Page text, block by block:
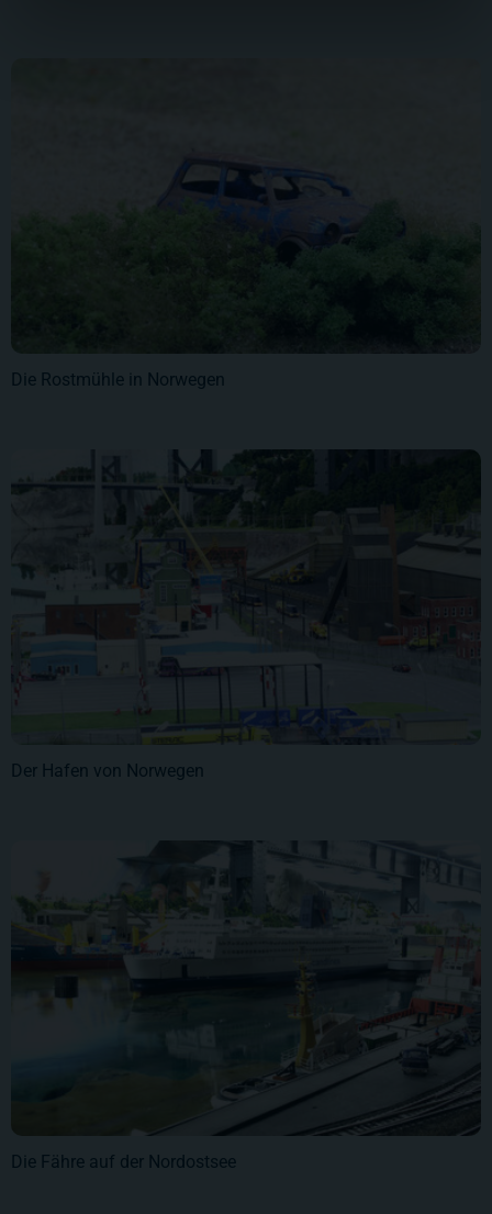
Die Rostmühle in Norwegen
Der Hafen von Norwegen
Die Fähre auf der Nordostsee